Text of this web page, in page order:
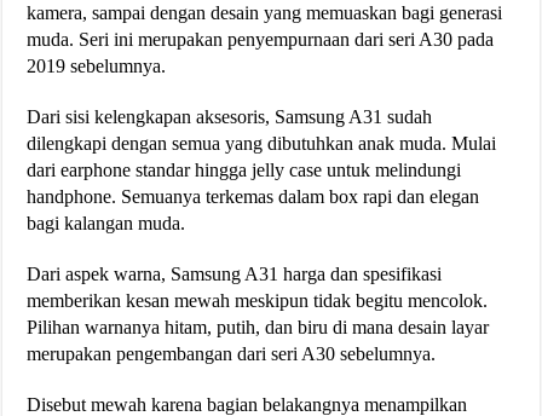
kamera, sampai dengan desain yang memuaskan bagi generasi
muda. Seri ini merupakan penyempurnaan dari seri A30 pada
2019 sebelumnya.
Dari sisi kelengkapan aksesoris, Samsung A31 sudah
dilengkapi dengan semua yang dibutuhkan anak muda. Mulai
dari earphone standar hingga jelly case untuk melindungi
handphone. Semuanya terkemas dalam box rapi dan elegan
bagi kalangan muda.
Dari aspek warna, Samsung A31 harga dan spesifikasi
memberikan kesan mewah meskipun tidak begitu mencolok.
Pilihan warnanya hitam, putih, dan biru di mana desain layar
merupakan pengembangan dari seri A30 sebelumnya.
Disebut mewah karena bagian belakangnya menampilkan